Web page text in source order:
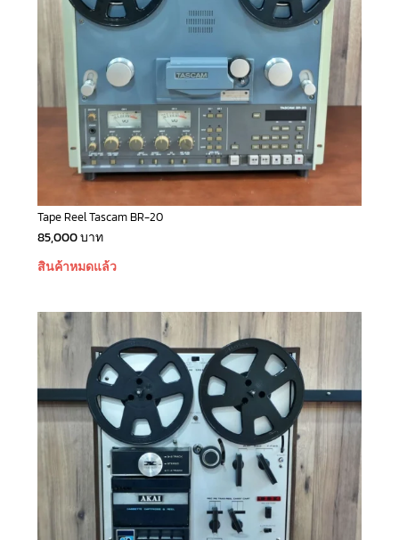
Tape Reel Tascam BR-20
85,000บาท
สินค้าหมดแล้ว